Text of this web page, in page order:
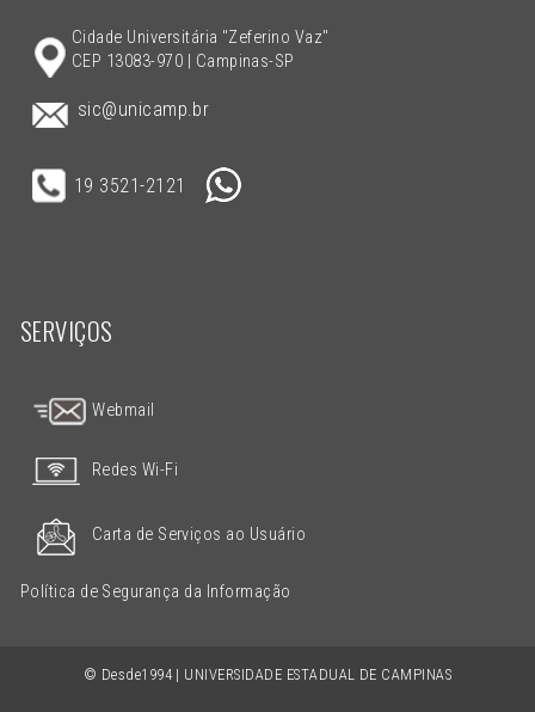
© Desde1994 | UNIVERSIDADE ESTADUAL DE CAMPINAS
Cidade Universitária "Zeferino Vaz"
CEP 13083-970 | Campinas-SP
sic@unicamp.br
19 3521-2121
SERVIÇOS
Webmail
Redes Wi-Fi
Carta de Serviços ao Usuário
Política de Segurança da Informação